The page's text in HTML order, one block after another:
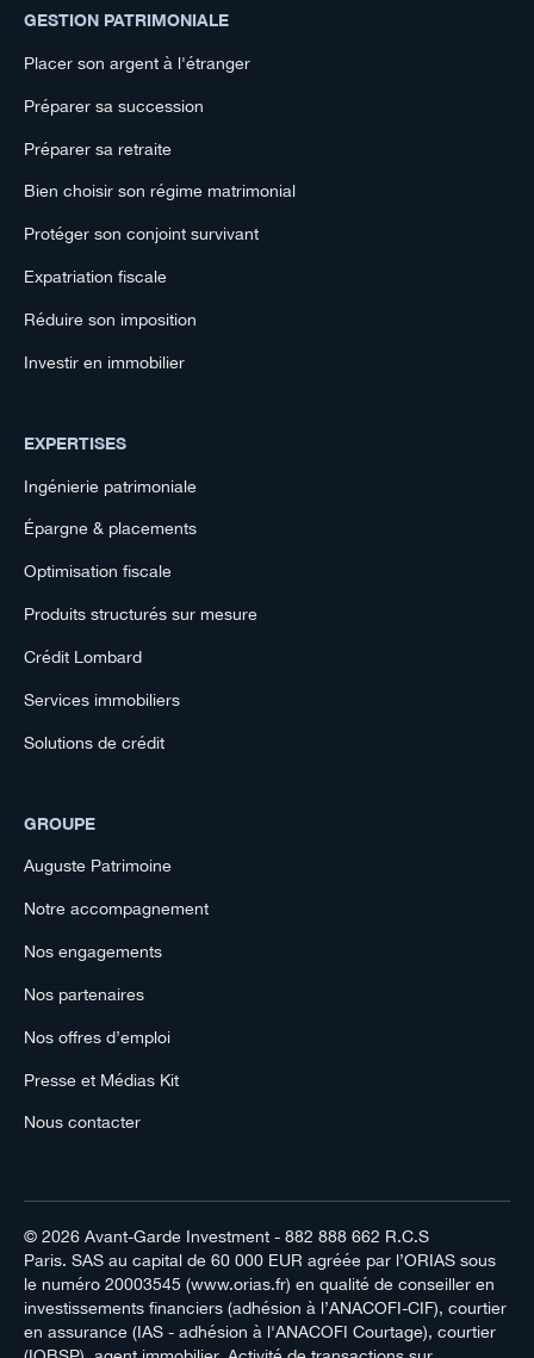
GESTION PATRIMONIALE
Placer son argent à l'étranger
Préparer sa succession
Préparer sa retraite
Bien choisir son régime matrimonial
Protéger son conjoint survivant
Expatriation fiscale
Réduire son imposition
Investir en immobilier
EXPERTISES
Ingénierie patrimoniale
Épargne & placements
Optimisation fiscale
Produits structurés sur mesure
Crédit Lombard
Services immobiliers
Solutions de crédit
GROUPE
Auguste Patrimoine
Notre accompagnement
Nos engagements
Nos partenaires
Nos offres d’emploi
Presse et Médias Kit
Nous contacter
© 2026 Avant-Garde Investment- 882 888 662 R.C.S
Paris. SAS au capital de 60 000 EUR agréée par l’ORIAS sous
le numéro 20003545 (www.orias.fr) en qualité de conseiller en
investissements financiers (adhésion à l’ANACOFI-CIF), courtier
en assurance (IAS - adhésion à l'ANACOFI Courtage), courtier